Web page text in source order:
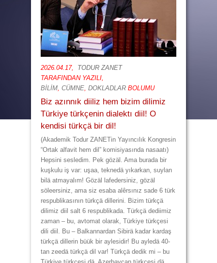
2026.04.17,
TODUR ZANET
TARAFINDAN YAZILI,
BİLİM, CÜMNE, DOKLADLAR BOLUMU
Biz azınnık diiliz hem bizim dilimiz
Türkiye türkçenin dialektı diil! O
kendisi türkçä bir dil!
(Akademik Todur ZANETin Yayıncılık Kongresin
“Ortak alfavit hem dil” komisiyasında nasaatı)
Hepsini sesledim. Pek gözäl. Ama burada bir
kuşkulu iş var: uşaa, teknedä yıkarkan, suylan
bilä atmayalım! Gözäl lafedersiniz, gözäl
söleersiniz, ama siz esaba alêrsınız sade 6 türk
respublikasının türkçä dillerini. Bizim türkçä
dilimiz diil salt 6 respublikada. Türkçä dediimiz
zaman – bu, avtomat olarak, Türkiye türkçesi
dili diil. Bu – Balkannardan Sibirä kadar kardaş
türkçä dillerin büük bir aylesidir! Bu ayledä 40-
tan zeedä türkçä dil var! Türkçä dedik mi – bu